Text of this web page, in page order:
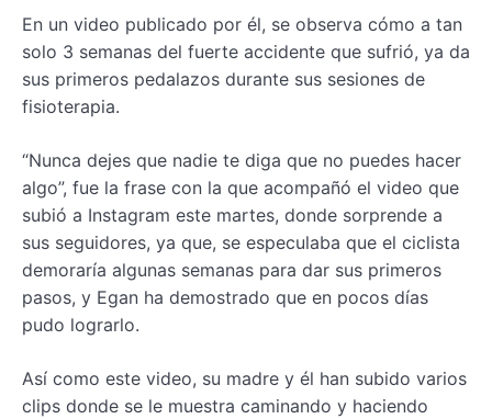
En un video publicado por él, se observa cómo a tan
solo 3 semanas del fuerte accidente que sufrió, ya da
sus primeros pedalazos durante sus sesiones de
fisioterapia.
“Nunca dejes que nadie te diga que no puedes hacer
algo”, fue la frase con la que acompañó el video que
subió a Instagram este martes, donde sorprende a
sus seguidores, ya que, se especulaba que el ciclista
demoraría algunas semanas para dar sus primeros
pasos, y Egan ha demostrado que en pocos días
pudo lograrlo.
Así como este video, su madre y él han subido varios
clips donde se le muestra caminando y haciendo